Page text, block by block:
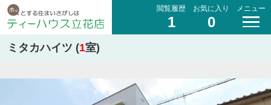
閲覧履歴
1
お気に入り
0
メニュー
ミタカハイツ (1室)